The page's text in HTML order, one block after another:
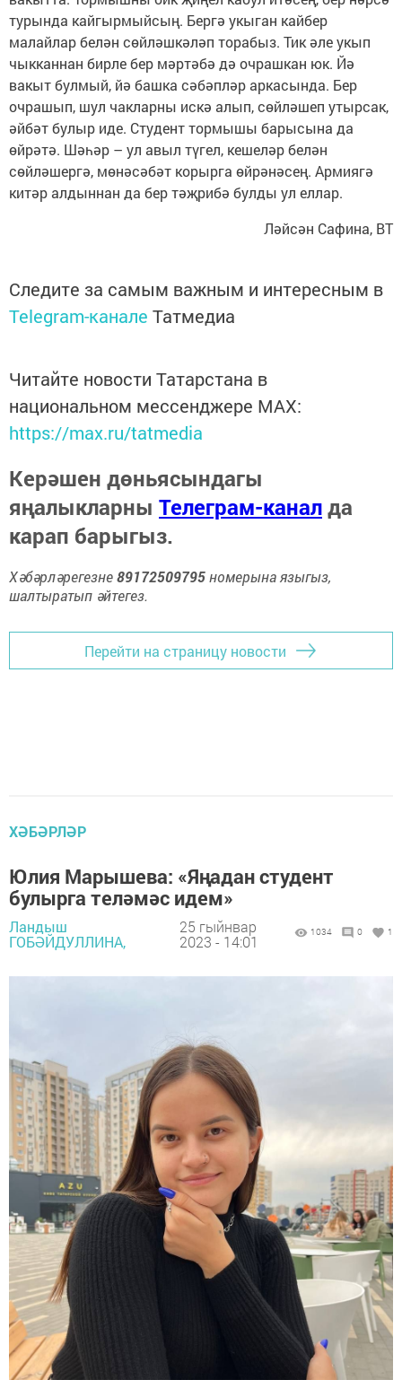
турында кайгырмыйсың. Бергә укыган кайбер
малайлар белән сөйләшкәләп торабыз. Тик әле укып
чыкканнан бирле бер мәртәбә дә очрашкан юк. Йә
вакыт булмый, йә башка сәбәпләр аркасында. Бер
очрашып, шул чакларны искә алып, сөйләшеп утырсак,
әйбәт булыр иде. Студент тормышы барысына да
өйрәтә. Шәһәр – ул авыл түгел, кешеләр белән
сөйләшергә, мөнәсәбәт корырга өйрәнәсең. Армиягә
китәр алдыннан да бер тәҗрибә булды ул еллар.
Ләйсән Сафина, ВТ
Следите за самым важным и интересным в
Telegram-канале Татмедиа
Читайте новости Татарстана в
национальном мессенджере MАХ:
https://max.ru/tatmedia
Керәшен дөньясындагы
яңалыкларны Телеграм-каналда
карап барыгыз.
Хәбәрләрегезне89172509795номерына языгыз,
шалтыратып әйтегез.
Перейти на страницу новости
ХӘБӘРЛӘР
Юлия Марышева: «Яңадан студент
булырга теләмәс идем»
Ландыш
ГОБӘЙДУЛЛИНА,
25 гыйнвар
2023 - 14:01
1034 0 1